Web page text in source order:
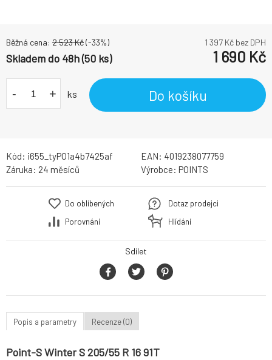
Běžná cena: 2 523Kč(-33%) 1 397 Kč bez DPH
Skladem do 48h (50 ks) 1 690 Kč
- + ks Do košíku
Kód: i655_tyPO1a4b7425af EAN: 4019238077759
Záruka: 24 měsíců Výrobce: POINTS
Do oblíbených
Porovnání
Dotaz prodejci
Hlídání
Sdílet
Popis a parametry Recenze (0)
Point-S Winter S 205/55 R 16 91T